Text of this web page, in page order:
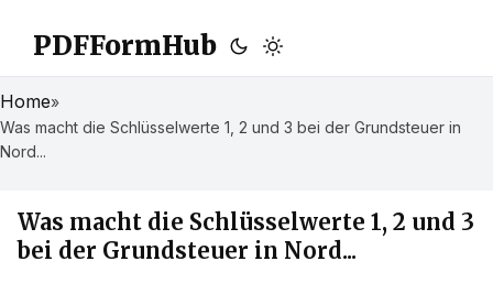
PDFFormHub
Home»
Was macht die Schlüsselwerte 1, 2 und 3 bei der Grundsteuer in
Nord...
Was macht die Schlüsselwerte 1, 2 und 3
bei der Grundsteuer in Nord...